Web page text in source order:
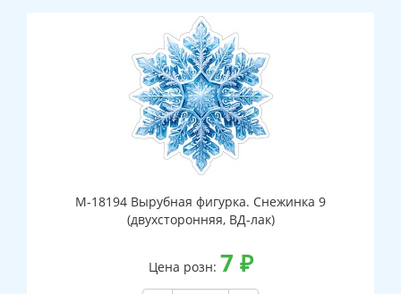
М-18194 Вырубная фигурка. Снежинка 9
(двухсторонняя, ВД-лак)
Цена розн: 7 ₽